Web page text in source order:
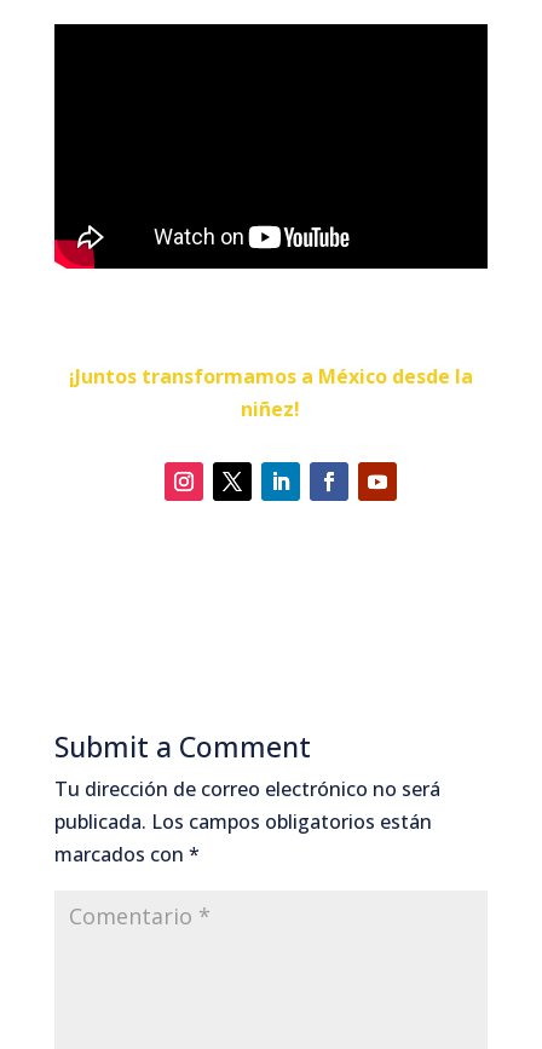
¡Juntos transformamos a México desde la
niñez!
Submit a Comment
Tu dirección de correo electrónico no será
publicada. Los campos obligatorios están
marcados con *